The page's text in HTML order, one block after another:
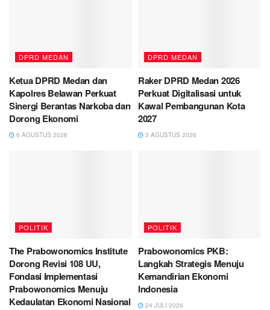
DPRD MEDAN
Ketua DPRD Medan dan
Kapolres Belawan Perkuat
Sinergi Berantas Narkoba dan
Dorong Ekonomi
6 AGUSTUS 2026
DPRD MEDAN
Raker DPRD Medan 2026
Perkuat Digitalisasi untuk
Kawal Pembangunan Kota
2027
3 AGUSTUS 2026
POLITIK
The Prabowonomics Institute
Dorong Revisi 108 UU,
Fondasi Implementasi
Prabowonomics Menuju
Kedaulatan Ekonomi Nasional
POLITIK
Prabowonomics PKB:
Langkah Strategis Menuju
Kemandirian Ekonomi
Indonesia
24 JULI 2026